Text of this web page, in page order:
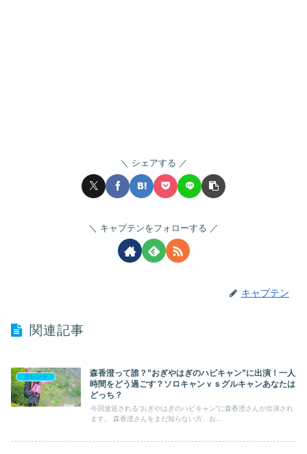
シェアする
キャプテンをフォローする
キャプテン
関連記事
タレント
森香澄って誰？”おぎやはぎのハピキャン”に出演！一人
時間をどう過ごす？ソロキャンｖｓグルキャンあなたは
どっち？
今回放送される”おぎやはぎのハピキャン”に森香澄さんが出演され
ます。 森香澄さんをまだ知らない方、お...